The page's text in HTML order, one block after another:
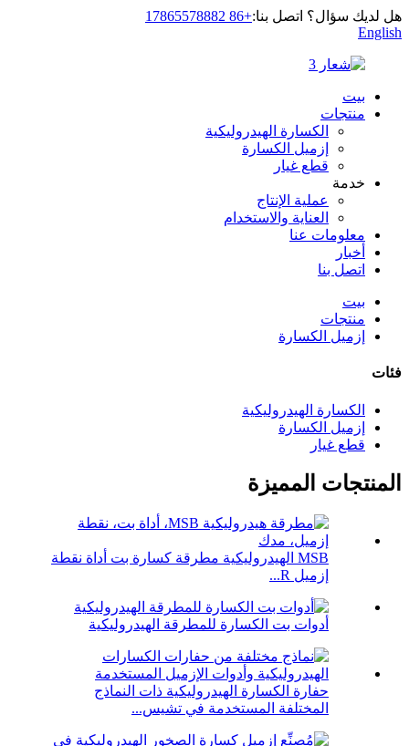
هل لديك سؤال؟ اتصل بنا:+86 17865578882
English
بيت
منتجات
الكسارة الهيدروليكية
إزميل الكسارة
قطع غيار
خدمة
عملية الإنتاج
العناية والاستخدام
معلومات عنا
أخبار
اتصل بنا
بيت
منتجات
إزميل الكسارة
فئات
الكسارة الهيدروليكية
إزميل الكسارة
قطع غيار
المنتجات المميزة
MSB الهيدروليكية مطرقة كسارة بت أداة نقطة
إزميل R...
أدوات بت الكسارة للمطرقة الهيدروليكية
حفارة الكسارة الهيدروليكية ذات النماذج
المختلفة المستخدمة في تشيس...